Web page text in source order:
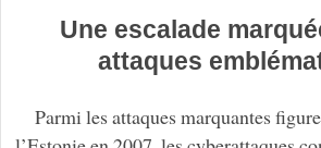
Une escalade
attaques
Parmi les attaques marquantes